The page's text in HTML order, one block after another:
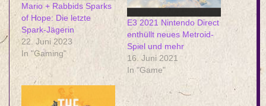
Mario + Rabbids Sparks
of Hope: Die letzte
Spark-Jägerin
22. Juni 2023
In "Gaming"
E3 2021 Nintendo Direct
enthüllt neues Metroid-
Spiel und mehr
16. Juni 2021
In "Game"